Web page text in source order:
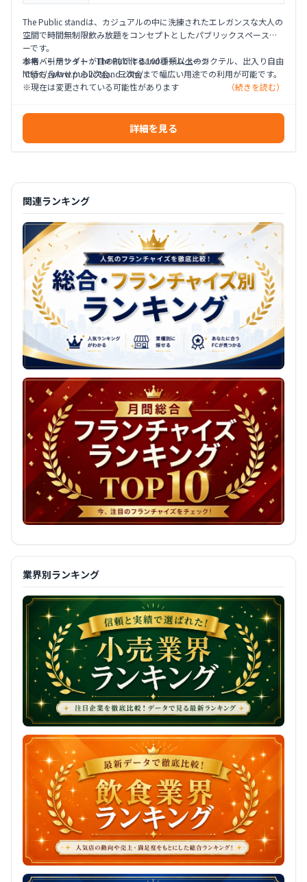
The Public standは、カジュアルの中に洗練されたエレガンスな大人の
空間で時間無制限飲み放題をコンセプトとしたパブリックスペースバ
ーです。
本格バーテンダーが目の前で作る100種類以上のカクテル、出入り自由
で待ち合わせから2次会、三次会まで幅広い用途での利用が可能です。
参考・引用サイト：The Public standホームページ
https://www.public-stand.com/
※現在は変更されている可能性があります
（続きを読む）
詳細を見る
関連ランキング
業界別ランキング